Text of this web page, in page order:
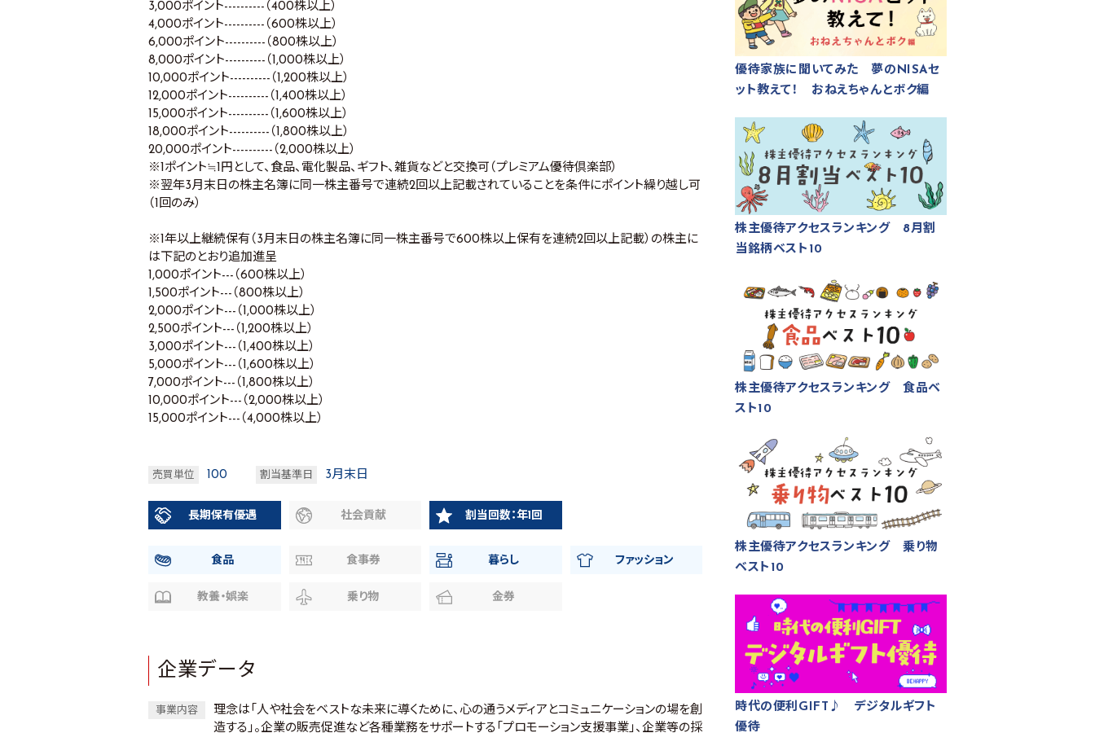
3,000ポイント----------（400株以上）
4,000ポイント----------（600株以上）
6,000ポイント----------（800株以上）
8,000ポイント----------（1,000株以上）
10,000ポイント----------（1,200株以上）
12,000ポイント----------（1,400株以上）
15,000ポイント----------（1,600株以上）
18,000ポイント----------（1,800株以上）
20,000ポイント----------（2,000株以上）
※1ポイント≒1円として、食品、電化製品、ギフト、雑貨などと交換可（プレミアム優待倶楽部）
※翌年3月末日の株主名簿に同一株主番号で連続2回以上記載されていることを条件にポイント繰り越し可
（1回のみ）
※1年以上継続保有（3月末日の株主名簿に同一株主番号で600株以上保有を連続2回以上記載）の株主に
は下記のとおり追加進呈
1,000ポイント---（600株以上）
1,500ポイント---（800株以上）
2,000ポイント---（1,000株以上）
2,500ポイント---（1,200株以上）
3,000ポイント---（1,400株以上）
5,000ポイント---（1,600株以上）
7,000ポイント---（1,800株以上）
10,000ポイント---（2,000株以上）
15,000ポイント---（4,000株以上）
売買単位 100 割当基準日 3月末日
長期保有優遇 社会貢献 割当回数：年1回
食品 食事券 暮らし ファッション
教養・娯楽 乗り物 金券
企業データ
事業内容
理念は「人や社会をベストな未来に導くために、心の通うメディアとコミュニケーションの場を創
造する」。企業の販売促進など各種業務をサポートする「プロモーション支援事業」、企業等の採
優待家族に聞いてみた 夢のNISAセ
ット教えて！ おねえちゃんとボク編
株主優待アクセスランキング 8月割
当銘柄ベスト10
株主優待アクセスランキング 食品ベ
スト10
株主優待アクセスランキング 乗り物
ベスト10
時代の便利GIFT♪ デジタルギフト
優待